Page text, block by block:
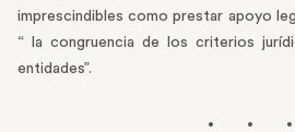
imprescindibles como prestar apoyo
“ la congruencia de los criterios
entidades”.